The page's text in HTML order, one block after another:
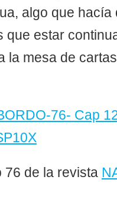
algo que hacía
que estar
la mesa de
76- Cap
76 de la revista